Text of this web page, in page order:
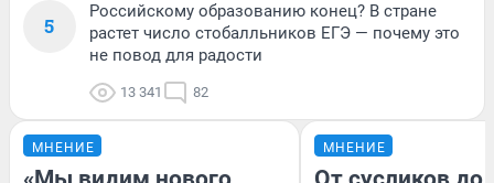
5
Российскому образованию конец? В стране
растет число стобалльников ЕГЭ — почему это
не повод для радости
13 341 82
МНЕНИЕ МНЕНИЕ